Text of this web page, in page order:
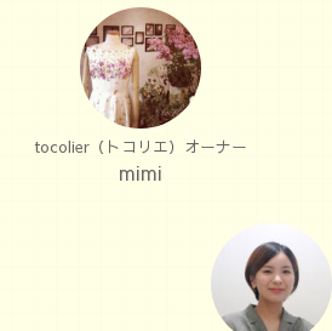
tocolier（トコリエ）オーナー
mimi